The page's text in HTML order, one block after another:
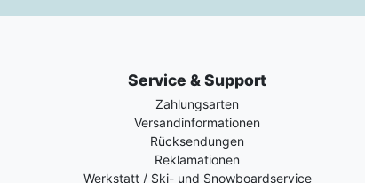
Service & Support
Zahlungsarten
Versandinformationen
Rücksendungen
Reklamationen
Werkstatt / Ski- und Snowboardservice